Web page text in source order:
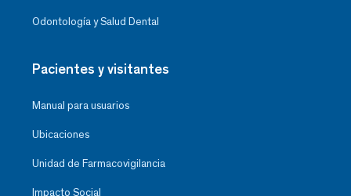
Odontología y Salud Dental
Pacientes y visitantes
Manual para usuarios
Ubicaciones
Unidad de Farmacovigilancia
Impacto Social